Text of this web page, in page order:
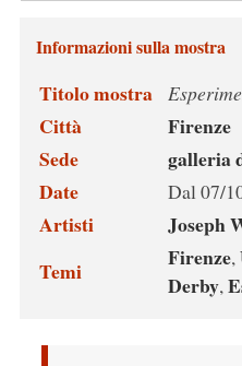
Informazioni sulla mostra
Titolo mostra
Città
Firenze
Sede
galleria
Date
Dal 07/
Artisti
Joseph
Temi
Firenze,
Derby,